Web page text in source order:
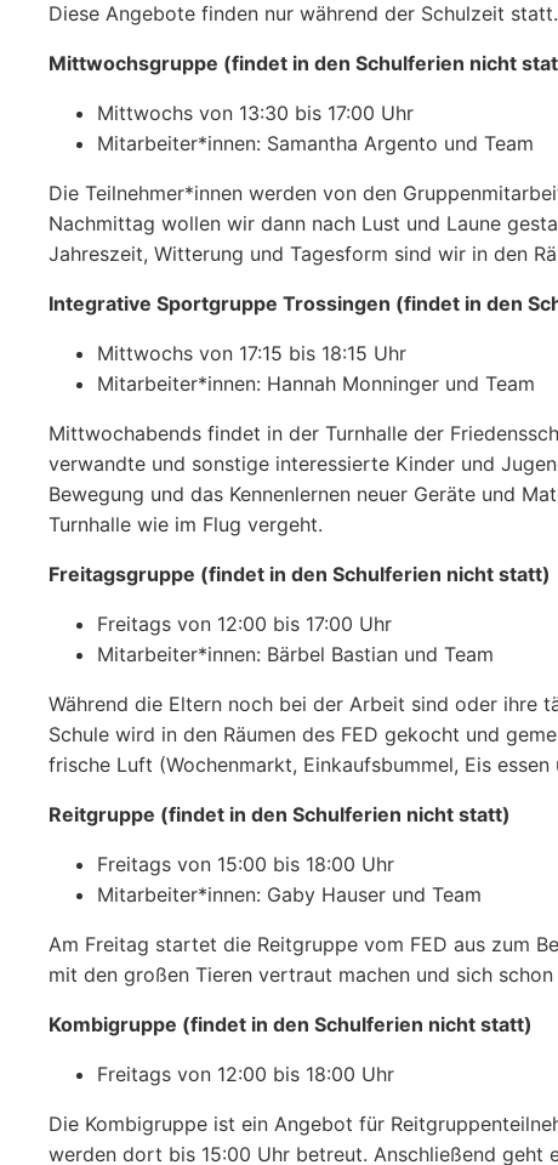
Diese Angebote finden nur während der Schulzeit statt.
Mittwochsgruppe (findet in den Schulferien nicht
Mittwochs von 13:30 bis 17:00 Uhr
Mitarbeiter*innen: Samantha Argento und Team
Die Teilnehmer*innen werden von den
Nachmittag wollen wir dann nach Lust und Laune
Jahreszeit, Witterung und Tagesform sind wir in den
Integrative Sportgruppe Trossingen (findet in den
Mittwochs von 17:15 bis 18:15 Uhr
Mitarbeiter*innen: Hannah Monninger und Team
Mittwochabends findet in der Turnhalle der
verwandte und sonstige interessierte Kinder und
Bewegung und das Kennenlernen neuer Geräte und
Turnhalle wie im Flug vergeht.
Freitagsgruppe (findet in den Schulferien nicht statt)
Freitags von 12:00 bis 17:00 Uhr
Mitarbeiter*innen: Bärbel Bastian und Team
Während die Eltern noch bei der Arbeit sind oder ihre
Schule wird in den Räumen des FED gekocht und
frische Luft (Wochenmarkt, Einkaufsbummel, Eis
Reitgruppe (findet in den Schulferien nicht statt)
Freitags von 15:00 bis 18:00 Uhr
Mitarbeiter*innen: Gaby Hauser und Team
Am Freitag startet die Reitgruppe vom FED aus zum
mit den großen Tieren vertraut machen und sich
Kombigruppe (findet in den Schulferien nicht statt)
Freitags von 12:00 bis 18:00 Uhr
Die Kombigruppe ist ein Angebot für
werden dort bis 15:00 Uhr betreut. Anschließend geht